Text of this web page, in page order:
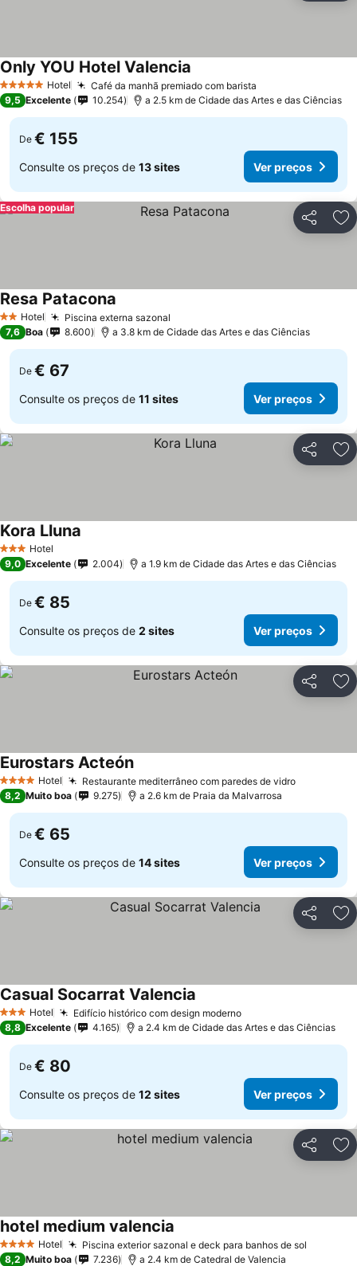
5 Estrelas Hotel Café da manhã premiado com barista
Only YOU Hotel Valencia
9,5 Excelente 10.254 a 2.5 km de Cidade das Artes e das Ciências
De € 155
Consulte os preços de 13 sites Ver preços
Partilhar
Escolha popular
2 Estrelas
Hotel Piscina externa sazonal
Resa Patacona
7,6 Boa 8.600 a 3.8 km de Cidade das Artes e das Ciências
De € 67
Consulte os preços de 11 sites Ver preços
Partilhar
3 EstrelasHotel
Kora Lluna
9,0 Excelente 2.004 a 1.9 km de Cidade das Artes e das Ciências
De € 85
Consulte os preços de 2 sites Ver preços
Partilhar
4 EstrelasHotel Restaurante mediterrâneo com paredes de vidro
Eurostars Acteón
8,2 Muito boa 9.275 a 2.6 km de Praia da Malvarrosa
De € 65
Consulte os preços de 14 sites Ver preços
Partilhar
3 EstrelasHotel Edifício histórico com design moderno
Casual Socarrat Valencia
8,8 Excelente 4.165 a 2.4 km de Cidade das Artes e das Ciências
De € 80
Consulte os preços de 12 sites Ver preços
Partilhar
4 EstrelasHotel Piscina exterior sazonal e deck para banhos de sol
hotel medium valencia
8,2 Muito boa 7.236 a 2.4 km de Catedral de Valencia